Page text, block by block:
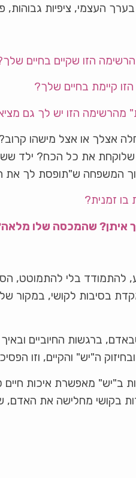
בערך העצמי, ציפיות
הזו שקיים בחיים
קיימת בחיים שלך?
הזו יש לך גם
אצלך או אצל מישהו
שלוקחת את כל הכח? ילד
המשפחה ש"תופסת לך את
בו זמנית?
איתן? שהמכסה שלו
להתמודד בלי להתמוטט,
לקושי, במקור שלהן,
ברגשות החיוביים
ה"יש" והקיים, וזו
ב"יש" מאפשרת איכות חיים
בקושי מחלישה את האדם,